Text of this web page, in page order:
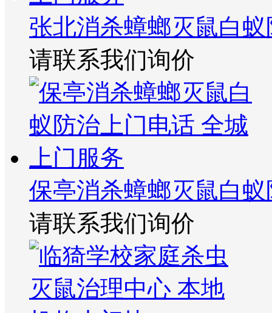
张北消杀蟑螂灭鼠白
请联系我们询价
保亭消杀蟑螂灭鼠白
请联系我们询价